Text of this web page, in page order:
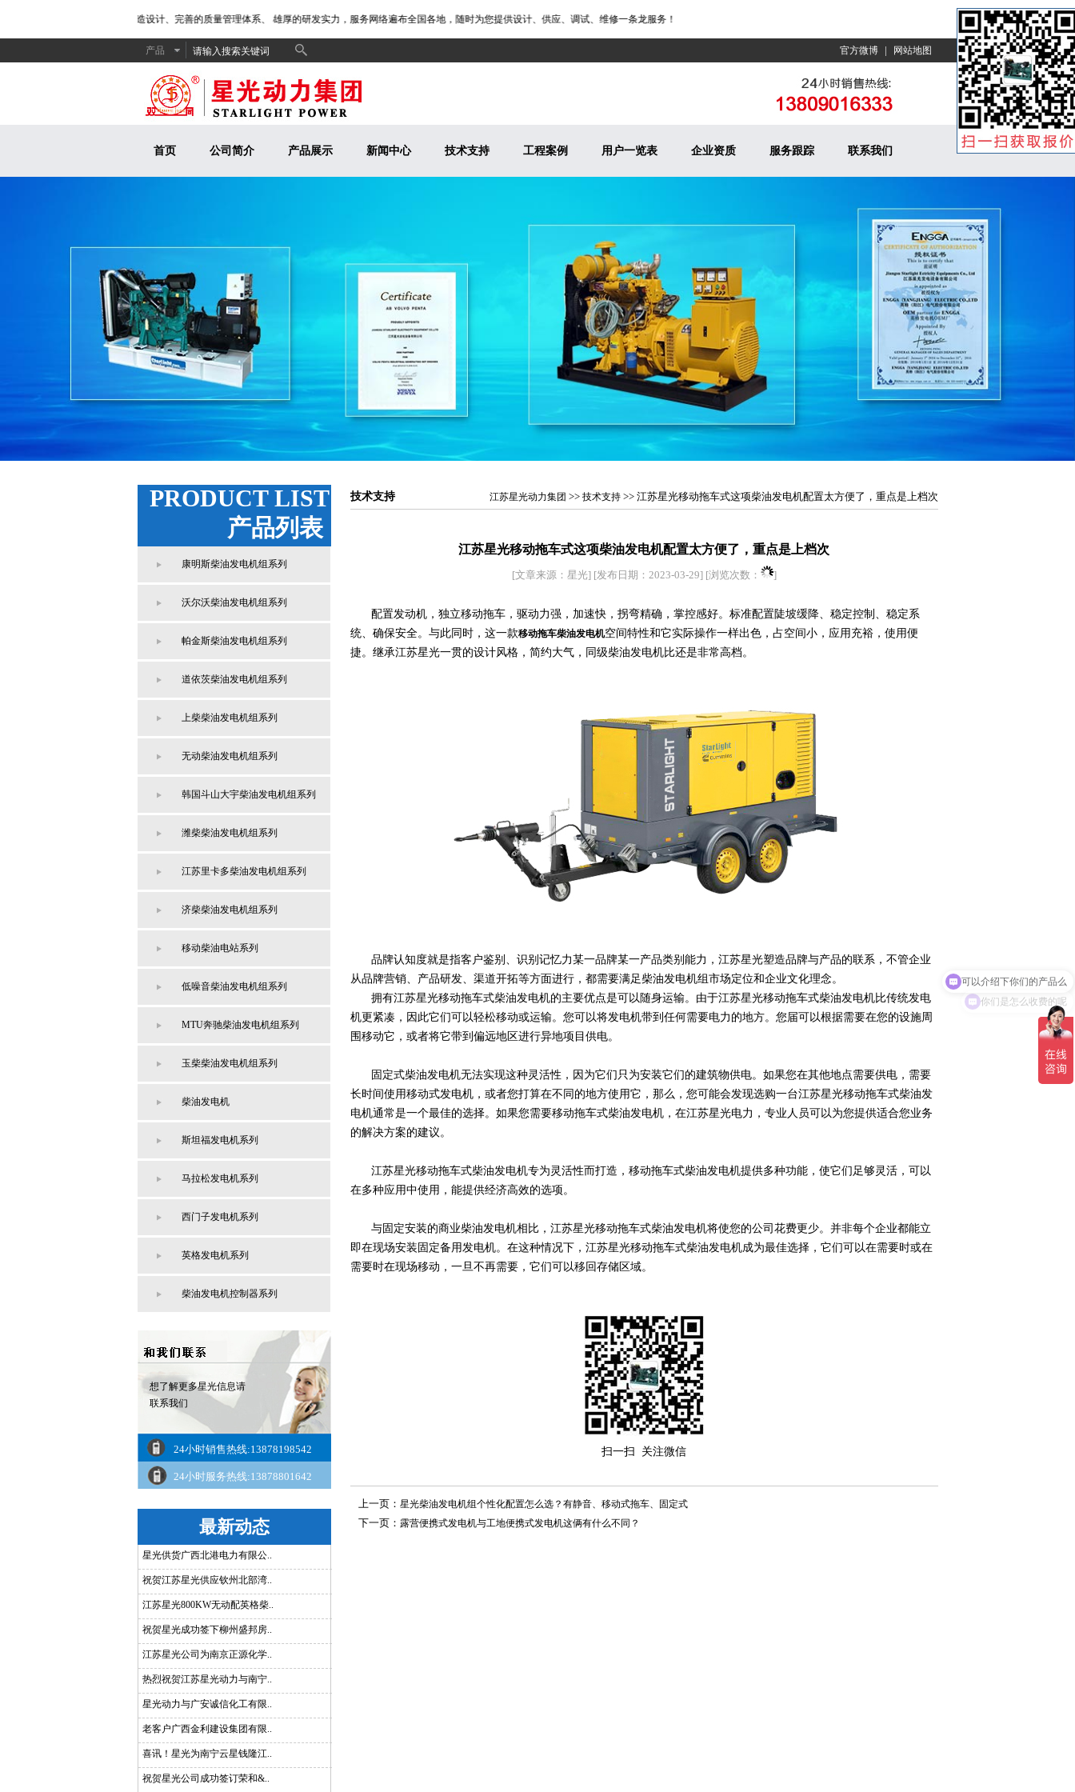
生产工艺、专业的制造设计、完善的质量管理体系、 雄厚的研发实力，服务网络遍布全国各地，随时为您提供设计、供应、调试、维修一条龙服务！
产品 官方微博 | 网站地图
首页 公司简介 产品展示 新闻中心 技术支持 工程案例 用户一览表 企业资质 服务跟踪 联系我们
PRODUCT LIST
产品列表
康明斯柴油发电机组系列
沃尔沃柴油发电机组系列
帕金斯柴油发电机组系列
道依茨柴油发电机组系列
上柴柴油发电机组系列
无动柴油发电机组系列
韩国斗山大宇柴油发电机组系列
潍柴柴油发电机组系列
江苏里卡多柴油发电机组系列
济柴柴油发电机组系列
移动柴油电站系列
低噪音柴油发电机组系列
MTU奔驰柴油发电机组系列
玉柴柴油发电机组系列
柴油发电机
斯坦福发电机系列
马拉松发电机系列
西门子发电机系列
英格发电机系列
柴油发电机控制器系列
想了解更多星光信息请
联系我们
24小时销售热线:13878198542
24小时服务热线:13878801642
最新动态
星光供货广西北港电力有限公..
祝贺江苏星光供应钦州北部湾..
江苏星光800KW无动配英格柴..
祝贺星光成功签下柳州盛邦房..
江苏星光公司为南京正源化学..
热烈祝贺江苏星光动力与南宁..
星光动力与广安诚信化工有限..
老客户广西金利建设集团有限..
喜讯！星光为南宁云星钱隆江..
祝贺星光公司成功签订荣和&..
江苏星光动力集团 >> 技术支持>> 江苏星光移动拖车式这项柴油发电机配置太方便了，重点是上档次
技术支持
江苏星光移动拖车式这项柴油发电机配置太方便了，重点是上档次
[文章来源：星光] [发布日期：2023-03-29] [浏览次数： ]
配置发动机，独立移动拖车，驱动力强，加速快，拐弯精确，掌控感好。标准配置陡坡缓降、稳定控制、稳定系
统、确保安全。与此同时，这一款移动拖车柴油发电机空间特性和它实际操作一样出色，占空间小，应用充裕，使用便
捷。继承江苏星光一贯的设计风格，简约大气，同级柴油发电机比还是非常高档。
品牌认知度就是指客户鉴别、识别记忆力某一品牌某一产品类别能力，江苏星光塑造品牌与产品的联系，不管企业
从品牌营销、产品研发、渠道开拓等方面进行，都需要满足柴油发电机组市场定位和企业文化理念。
拥有江苏星光移动拖车式柴油发电机的主要优点是可以随身运输。由于江苏星光移动拖车式柴油发电机比传统发电
机更紧凑，因此它们可以轻松移动或运输。您可以将发电机带到任何需要电力的地方。您届可以根据需要在您的设施周
围移动它，或者将它带到偏远地区进行异地项目供电。
固定式柴油发电机无法实现这种灵活性，因为它们只为安装它们的建筑物供电。如果您在其他地点需要供电，需要
长时间使用移动式发电机，或者您打算在不同的地方使用它，那么，您可能会发现选购一台江苏星光移动拖车式柴油发
电机通常是一个最佳的选择。如果您需要移动拖车式柴油发电机，在江苏星光电力，专业人员可以为您提供适合您业务
的解决方案的建议。
江苏星光移动拖车式柴油发电机专为灵活性而打造，移动拖车式柴油发电机提供多种功能，使它们足够灵活，可以
在多种应用中使用，能提供经济高效的选项。
与固定安装的商业柴油发电机相比，江苏星光移动拖车式柴油发电机将使您的公司花费更少。并非每个企业都能立
即在现场安装固定备用发电机。在这种情况下，江苏星光移动拖车式柴油发电机成为最佳选择，它们可以在需要时或在
需要时在现场移动，一旦不再需要，它们可以移回存储区域。
扫一扫 关注微信
上一页： 星光柴油发电机组个性化配置怎么选？有静音、移动式拖车、固定式
下一页： 露营便携式发电机与工地便携式发电机这俩有什么不同？
你们是怎么收费的呢